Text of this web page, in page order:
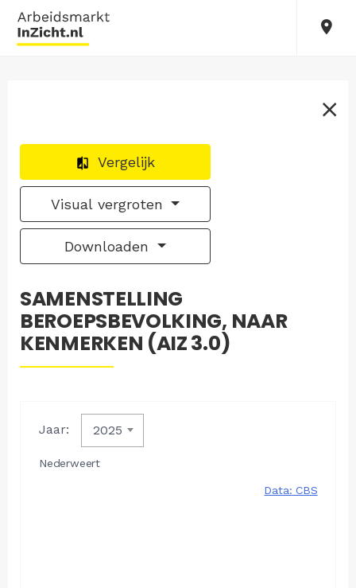
Vergelijk
Visual vergroten
Downloaden
SAMENSTELLING
BEROEPSBEVOLKING, NAAR
KENMERKEN (AIZ 3.0)